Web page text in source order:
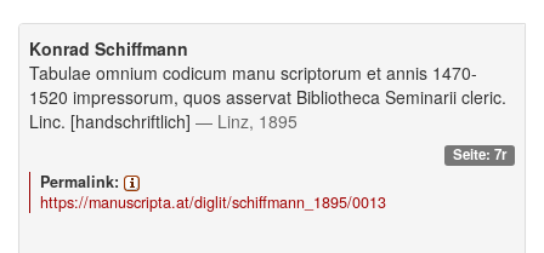
Konrad Schiffmann
Tabulae omnium codicum manu scriptorum et annis 1470-
1520 impressorum, quos asservat Bibliotheca Seminarii cleric.
Linc. [handschriftlich] — Linz, 1895
Seite: 7r
Permalink:
https://manuscripta.at/diglit/schiffmann_1895/0013